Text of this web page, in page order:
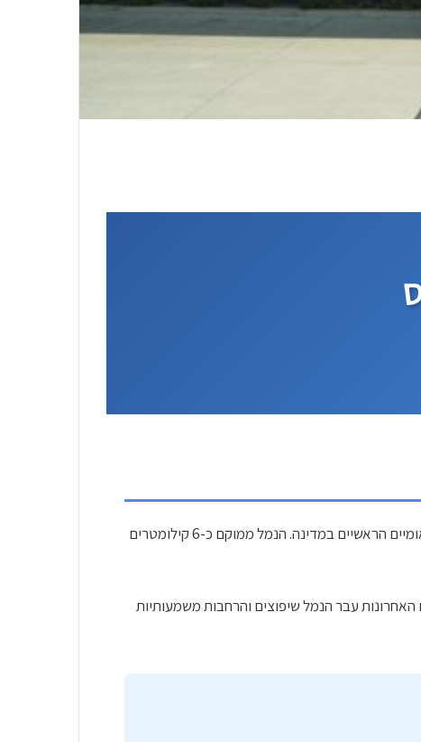
נמל התעופה הבינלאומי פאפוס (PFO) הוא שער הכניסה הראשי לחוף המערבי של קפריסין ואחד משני נמלי התעופה הבינלאומיים הראשיים במדינה. הנמל ממוקם כ-6 קילומטרים
בשנים האחרונות עבר הנמל שיפוצים והרחבות משמעותיות